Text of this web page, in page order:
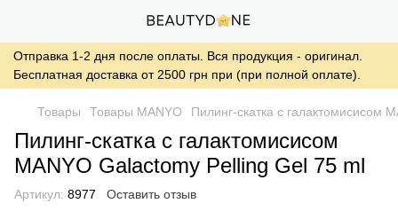
Отправка 1-2 дня после оплаты. Вся продукция - оригинал.
Бесплатная доставка от 2500 грн при (при полной оплате).
Товары Товары MANYO Пилинг-скатка с галактомисисом
Пилинг-скатка с галактомисисом
MANYO Galactomy Pelling Gel 75 ml
Артикул: 8977 Оставить отзыв